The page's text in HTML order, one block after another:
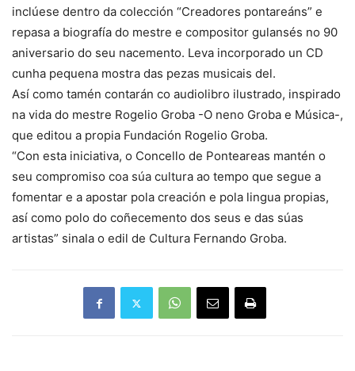
inclúese dentro da colección “Creadores pontareáns” e
repasa a biografía do mestre e compositor gulansés no 90
aniversario do seu nacemento. Leva incorporado un CD
cunha pequena mostra das pezas musicais del.
Así como tamén contarán co audiolibro ilustrado, inspirado
na vida do mestre Rogelio Groba -O neno Groba e Música-,
que editou a propia Fundación Rogelio Groba.
“Con esta iniciativa, o Concello de Ponteareas mantén o
seu compromiso coa súa cultura ao tempo que segue a
fomentar e a apostar pola creación e pola lingua propias,
así como polo do coñecemento dos seus e das súas
artistas” sinala o edil de Cultura Fernando Groba.